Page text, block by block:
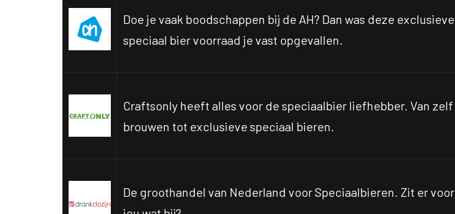
Doe je vaak boodschappen bij de AH? Dan was deze exclusieve
speciaal bier voorraad je vast opgevallen.
Craftsonly heeft alles voor de speciaalbier liefhebber. Van zelf
brouwen tot exclusieve speciaal bieren.
De groothandel van Nederland voor Speciaalbieren. Zit er voor